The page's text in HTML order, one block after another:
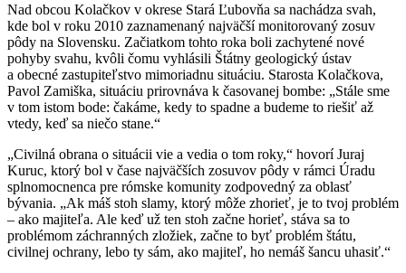
Nad obcou Kolačkov v okrese Stará Ľubovňa sa nachádza svah,
kde bol v roku 2010 zaznamenaný najväčší monitorovaný zosuv
pôdy na Slovensku. Začiatkom tohto roka boli zachytené nové
pohyby svahu, kvôli čomu vyhlásili Štátny geologický ústav
a obecné zastupiteľstvo mimoriadnu situáciu. Starosta Kolačkova,
Pavol Zamiška, situáciu prirovnáva k časovanej bombe: „Stále sme
v tom istom bode: čakáme, kedy to spadne a budeme to riešiť až
vtedy, keď sa niečo stane.“
„Civilná obrana o situácii vie a vedia o tom roky,“ hovorí Juraj
Kuruc, ktorý bol v čase najväčších zosuvov pôdy v rámci Úradu
splnomocnenca pre rómske komunity zodpovedný za oblasť
bývania. „Ak máš stoh slamy, ktorý môže zhorieť, je to tvoj problém
– ako majiteľa. Ale keď už ten stoh začne horieť, stáva sa to
problémom záchranných zložiek, začne to byť problém štátu,
civilnej ochrany, lebo ty sám, ako majiteľ, ho nemáš šancu uhasiť.“